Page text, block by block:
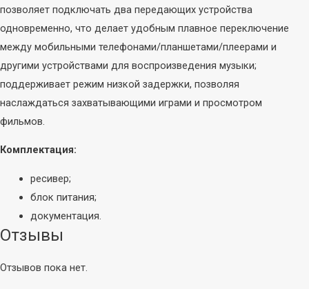
карты
Микшеры
Микрофоны для
Микрофоны для
компьютера
Студийные
Вокальные
VPN роутер
(маршрутизатор)
Коммутаторы
Инжектор PoE
Удлинитель PoE
Wi-Fi / LTE роутер
позволяет подключать два передающих устройства
одновременно, что делает удобным плавное переключение
между мобильными телефонами/планшетами/плеерами и
другими устройствами для воспроизведения музыки;
поддерживает режим низкой задержки, позволяя
наслаждаться захватывающими играми и просмотром
фильмов.
Комплектация:
ресивер;
блок питания;
документация.
Отзывы
Отзывов пока нет.